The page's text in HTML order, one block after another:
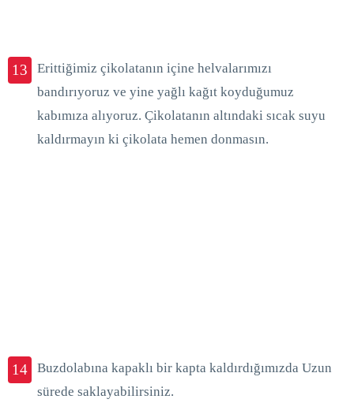
13
Erittiğimiz çikolatanın içine helvalarımızı
bandırıyoruz ve yine yağlı kağıt koyduğumuz
kabımıza alıyoruz. Çikolatanın altındaki sıcak suyu
kaldırmayın ki çikolata hemen donmasın.
14
Buzdolabına kapaklı bir kapta kaldırdığımızda Uzun
sürede saklayabilirsiniz.